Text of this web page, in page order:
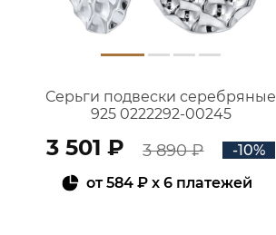
Серьги подвески серебряные
925 0222292-00245
3 501 ₽ 3 890 ₽
-10%
от584 ₽ x 6 платежей